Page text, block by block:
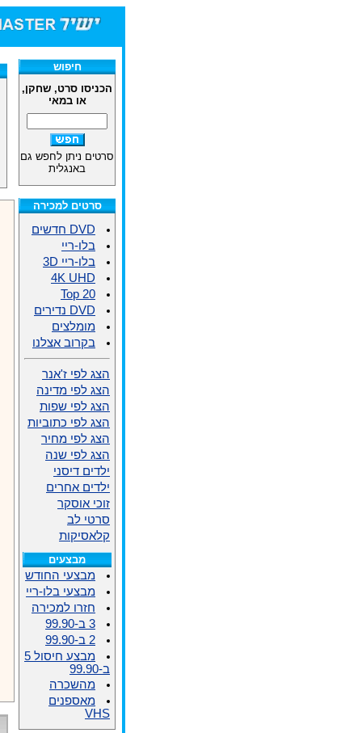
חיפוש
הכניסו סרט, שחקן,
או במאי
סרטים ניתן לחפש גם
באנגלית
סרטים למכירה
DVD חדשים
בלו-ריי
בלו-ריי 3D
4K UHD
Top 20
DVD נדירים
מומלצים
בקרוב אצלנו
הצג לפי ז'אנר
הצג לפי מדינה
הצג לפי שפות
הצג לפי כתוביות
הצג לפי מחיר
הצג לפי שנה
ילדים דיסני
ילדים אחרים
זוכי אוסקר
סרטי לב
קלאסיקות
מבצעים
מבצעי החודש
מבצעי בלו-ריי
חזרו למכירה
3 ב-99.90
2 ב-99.90
מבצע חיסול 5
ב-99.90
מהשכרה
מאספנים
VHS